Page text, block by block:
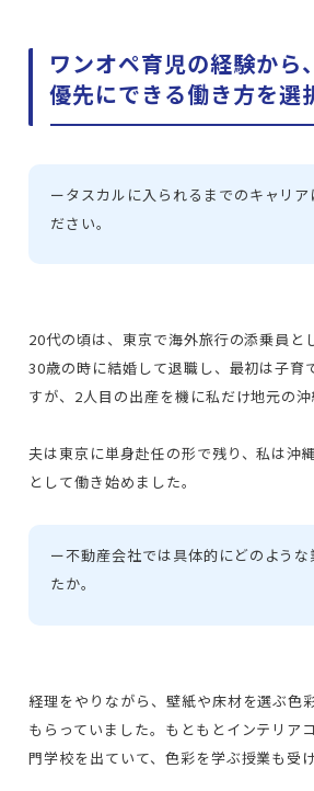
ワンオペ育児の経験から
優先にできる働き方を選
ータスカルに入られるまでのキャリア
ださい。
20代の頃は、東京で海外旅行の添乗員と
30歳の時に結婚して退職し、最初は子育
すが、2人目の出産を機に私だけ地元の沖
夫は東京に単身赴任の形で残り、私は沖
として働き始めました。
ー不動産会社では具体的にどのよう
たか。
経理をやりながら、壁紙や床材を選ぶ色
もらっていました。もともとインテリア
門学校を出ていて、色彩を学ぶ授業も受